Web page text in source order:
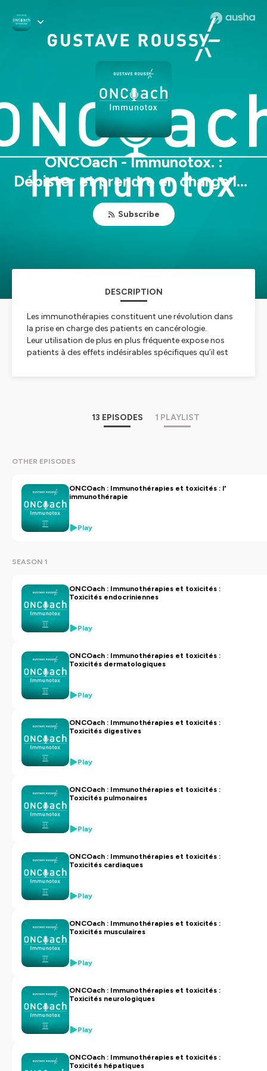
ONCOach - Immunotox. :
Dépister et prendre en charge les
toxicités liées à l'immunothérapie
Subscribe
DESCRIPTION
Les immunothérapies constituent une révolution dans
la prise en charge des patients en cancérologie.
Leur utilisation de plus en plus fréquente expose nos
patients à des effets indésirables spécifiques qu’il est
patients sous immunothérapie anti -cancéreuse.
13 EPISODES 1 PLAYLIST
OTHER EPISODES
ONCOach : Immunothérapies et toxicités : l'
immunothérapie
Play
SEASON 1
ONCOach : Immunothérapies et toxicités :
Toxicités endocriniennes
Play
ONCOach : Immunothérapies et toxicités :
Toxicités dermatologiques
Play
ONCOach : Immunothérapies et toxicités :
Toxicités digestives
Play
ONCOach : Immunothérapies et toxicités :
Toxicités pulmonaires
Play
ONCOach : Immunothérapies et toxicités :
Toxicités cardiaques
Play
ONCOach : Immunothérapies et toxicités :
Toxicités musculaires
Play
ONCOach : Immunothérapies et toxicités :
Toxicités neurologiques
Play
ONCOach : Immunothérapies et toxicités :
Toxicités hépatiques